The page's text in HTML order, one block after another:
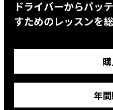
ドライバーからパッ
すためのレッスンを
年